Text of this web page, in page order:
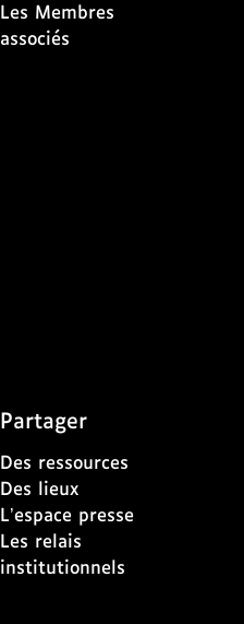
Les Membres
associés
Partager
Des ressources
Des lieux
L’espace presse
Les relais
institutionnels